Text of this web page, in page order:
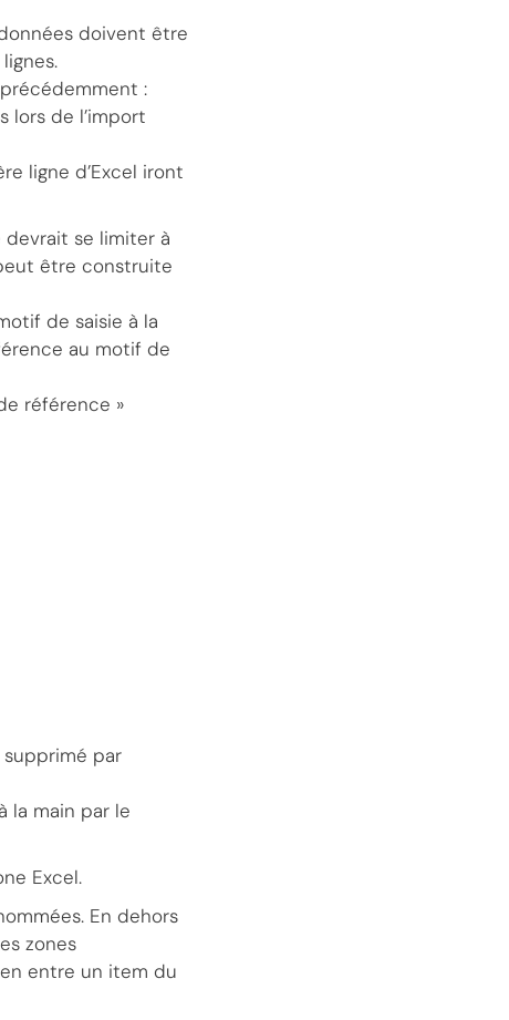
doivent être
:
lors de l’import
ligne d’Excel iront
devrait se limiter à
être construite
de saisie à la
au motif de
référence »
par
la main par le
Excel.
En dehors
zones
entre un item du